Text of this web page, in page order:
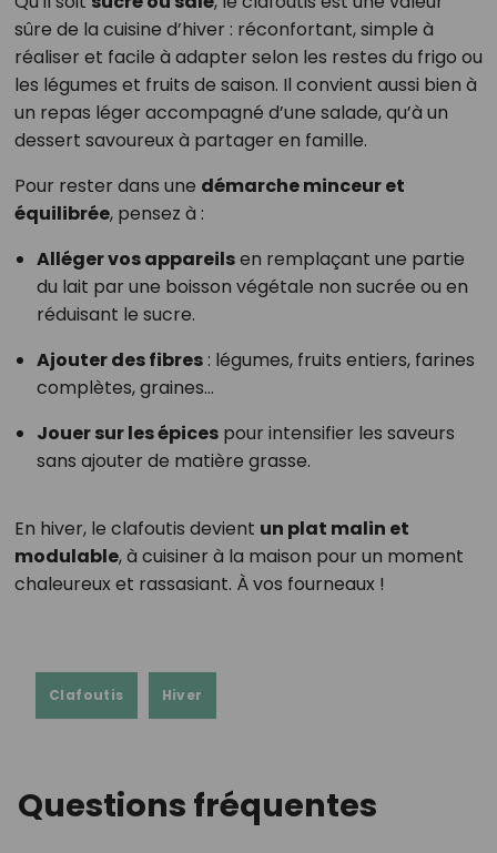
sûre de la cuisine d’hiver : réconfortant, simple à
réaliser et facile à adapter selon les restes du frigo ou
les légumes et fruits de saison. Il convient aussi bien à
un repas léger accompagné d’une salade, qu’à un
dessert savoureux à partager en famille.
Pour rester dans une démarche minceur et
équilibrée, pensez à :
Alléger vos appareilsen remplaçant une partie
du lait par une boisson végétale non sucrée ou en
réduisant le sucre.
Ajouter des fibres: légumes, fruits entiers, farines
complètes, graines…
Jouer sur les épicespour intensifier les saveurs
sans ajouter de matière grasse.
En hiver, le clafoutis devient un plat malin et
modulable, à cuisiner à la maison pour un moment
chaleureux et rassasiant. À vos fourneaux !
Clafoutis Hiver
Questions fréquentes